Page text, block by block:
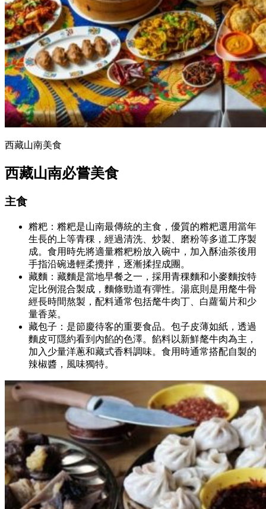
西藏山南美食
西藏山南必嘗美食
主食
糌粑：糌粑是山南最傳統的主食，優質的糌粑選用當年
生長的上等青稞，經過清洗、炒製、磨粉等多道工序製
成。食用時先將適量糌粑粉放入碗中，加入酥油茶後用
手指沿碗邊輕柔攪拌，逐漸揉捏成團。
藏麵：藏麵是當地早餐之一，採用青稞麵和小麥麵按特
定比例混合製成，麵條勁道有彈性。湯底則是用氂牛骨
經長時間熬製，配料通常包括氂牛肉丁、白蘿蔔片和少
量香菜。
藏包子：是節慶待客的重要食品。包子皮薄如紙，透過
麵皮可隱約看到內餡的色澤。餡料以新鮮氂牛肉為主，
加入少量洋蔥和藏式香料調味。食用時通常搭配自製的
辣椒醬，風味獨特。